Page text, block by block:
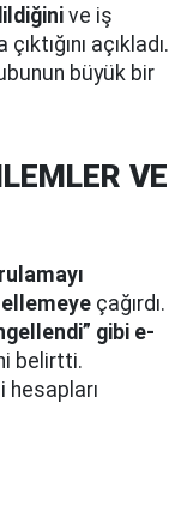
ve iş
açıkladı.
büyük bir
VE
çağırdı.
gibi e-
belirtti.
hesapları